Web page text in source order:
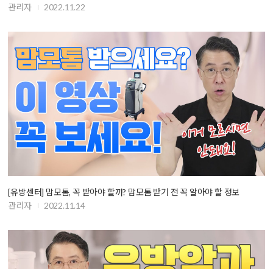
관리자
2022.11.22
[유방센터] 맘모톰, 꼭 받아야 할까? 맘모톰 받기 전 꼭 알아야 할 정보
관리자
2022.11.14